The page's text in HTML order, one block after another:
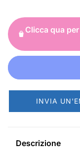
o
d
v
e
n
d
o
n
o
r
m
a
l
Clicca qua
INVIA
Descrizione